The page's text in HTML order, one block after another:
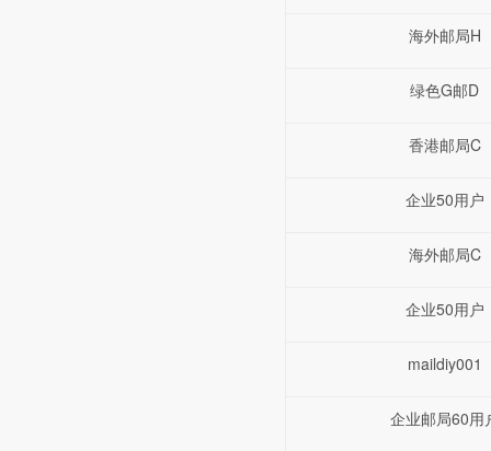
海外邮局H
绿色G邮D
香港邮局C
企业50用户
海外邮局C
企业50用户
maildiy001
企业邮局60用